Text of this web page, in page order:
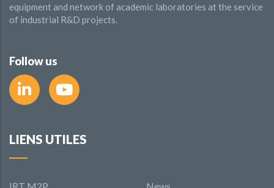
equipment and network of academic laboratories at the service
of industrial R&D projects.
Follow us
LIENS UTILES